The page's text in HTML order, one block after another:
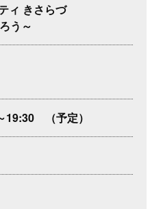
ィ きさらづ
う～
19:30 （予定）